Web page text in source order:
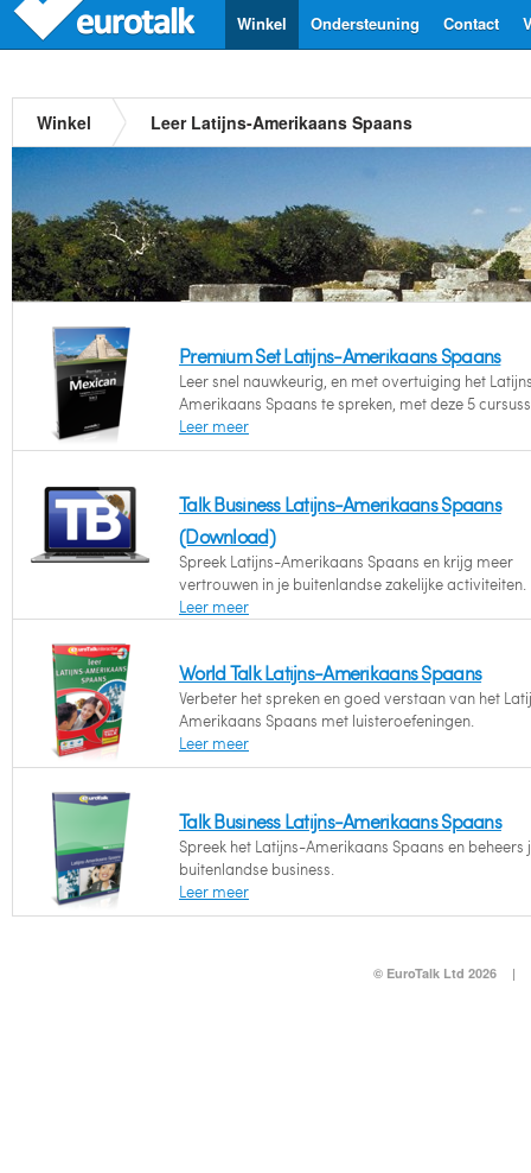
Contact
Ondersteuning
Winkel
Winkel Leer Latijns-Amerikaans Spaans
Premium Set Latijns-Amerikaans Spaans
Leer snel nauwkeurig, en met overtuiging het
Amerikaans Spaans te spreken, met deze 5
Leer meer
Talk Business Latijns-Amerikaans Spaans
(Download)
Spreek Latijns-Amerikaans Spaans en krijg meer
vertrouwen in je buitenlandse zakelijke activiteiten.
Leer meer
World Talk Latijns-Amerikaans Spaans
Verbeter het spreken en goed verstaan van het
Amerikaans Spaans met luisteroefeningen.
Leer meer
Talk Business Latijns-Amerikaans Spaans
Spreek het Latijns-Amerikaans Spaans en beheers
buitenlandse business.
Leer meer
© EuroTalk Ltd 2026 |